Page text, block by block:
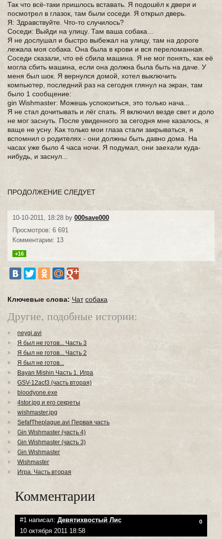
Так что всё-таки пришлось вставать. Я подошёл к двери и
посмотрел в глазок, там были соседи. Я открыл дверь.
Я: Здравствуйте. Что-то случилось?
Соседи: Выйди на улицу. Там ваша собака...
Я не дослушал и быстро выбежал на улицу, там на дороге
лежала моя собака. Она была в крови и вся переломанная.
Соседи сказали, что её сбила машина. Я не мог понять, как её
могла сбить машина, если она должна была быть на даче. У
меня был шок. Я вернулся домой, хотел выключить
компьютер, последний раз на сегодня глянул на экран, там
было 1 сообщение:
gin Wishmaster: Можешь успокоиться, это только нача...
Я не стал дочитывать и лёг спать. Я включил везде свет и доло
не мог заснуть. После увиденного за сегодня мне казалось, я
ваще не усну. Как только мои глаза стали закрываться, я
вспомнил о родителях - они должны быть давно дома. На
часах уже было 4 часа ночи. Я подумал, они заехали куда-
нибудь, и заснул...
ПРОДОЛЖЕНИЕ СЛЕДУЕТ
10-10-2011, 18:28 by 000save000
Просмотров: 6 691
Комментарии: 13
+16
Ключевые слова: Чат собака
Другие, подобные истории:
neygi.avi
Я был не готов... Часть 3
Я был не готов... Часть 2
Я был не готов...
Bayan Mishin Часть 1. Игра
GSV-12acf3 (часть вторая)
bloodyone.exe
4stor.jpg и его секреты
wishmaster.jpg
SefafTheplague.avi Первая часть
Gin Wishmaster (часть 4)
Gin Wishmaster (часть 3)
Gin Wishmaster
Wishmaster
Игра. Часть вторая
Комментарии
#1 написал: Девятихвостый Лис 0
10 октября 2011 18:58